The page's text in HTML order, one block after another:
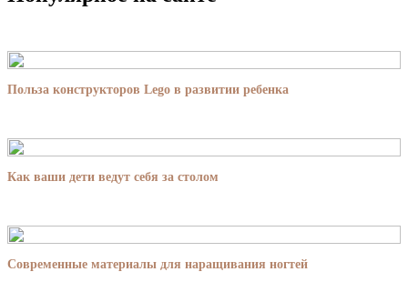
Польза конструкторов Lego в развитии ребенка
Как ваши дети ведут себя за столом
Современные материалы для наращивания ногтей